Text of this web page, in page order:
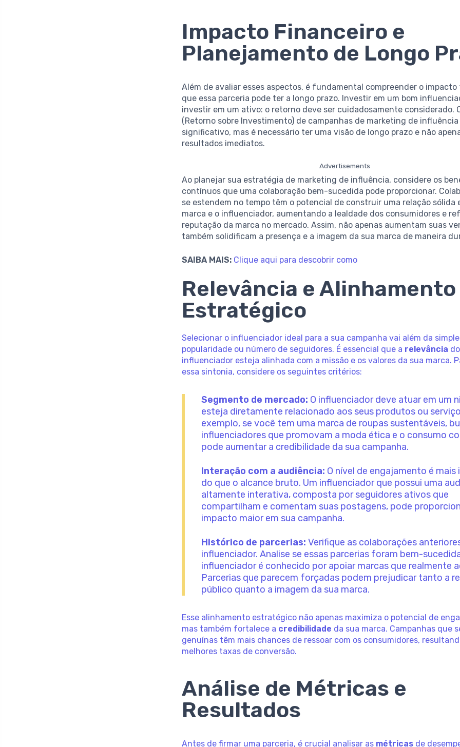
Impacto Financeiro e
Planejamento de Longo
Além de avaliar esses aspectos, é fundamental compreender o
que essa parceria pode ter a longo prazo. Investir em um bom
investir em um ativo: o retorno deve ser cuidadosamente considerado.
(Retorno sobre Investimento) de campanhas de marketing de influência
significativo, mas é necessário ter uma visão de longo prazo e não
resultados imediatos.
Advertisements
Ao planejar sua estratégia de marketing de influência, considere os
contínuos que uma colaboração bem-sucedida pode proporcionar.
se estendem no tempo têm o potencial de construir uma relação sólida
marca e o influenciador, aumentando a lealdade dos consumidores e
reputação da marca no mercado. Assim, não apenas aumentam suas
também solidificam a presença e a imagem da sua marca de maneira
SAIBA MAIS: Clique aqui para descobrir como
Relevância e Alinhamento
Estratégico
Selecionar o influenciador ideal para a sua campanha vai além da
popularidade ou número de seguidores. É essencial que a relevância do
influenciador esteja alinhada com a missão e os valores da sua marca.
essa sintonia, considere os seguintes critérios:
Segmento de mercado: O influenciador deve atuar em um
esteja diretamente relacionado aos seus produtos ou
exemplo, se você tem uma marca de roupas sustentáveis,
influenciadores que promovam a moda ética e o consumo
pode aumentar a credibilidade da sua campanha.
Interação com a audiência: O nível de engajamento é
do que o alcance bruto. Um influenciador que possui uma
altamente interativa, composta por seguidores ativos que
compartilham e comentam suas postagens, pode
impacto maior em sua campanha.
Histórico de parcerias: Verifique as colaborações
influenciador. Analise se essas parcerias foram bem-
influenciador é conhecido por apoiar marcas que realmente
Parcerias que parecem forçadas podem prejudicar tanto a
público quanto a imagem da sua marca.
Esse alinhamento estratégico não apenas maximiza o potencial de
mas também fortalece a credibilidade da sua marca. Campanhas que
genuínas têm mais chances de ressoar com os consumidores,
melhores taxas de conversão.
Análise de Métricas e
Resultados
Antes de firmar uma parceria, é crucial analisar as métricas de